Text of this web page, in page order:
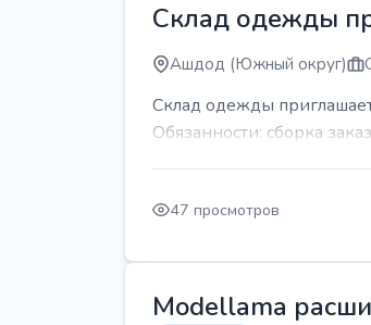
Склад одежды
Ашдод (Южный округ)
Склад одежды
Обязанности: сборка
47 просмотров
Modellama